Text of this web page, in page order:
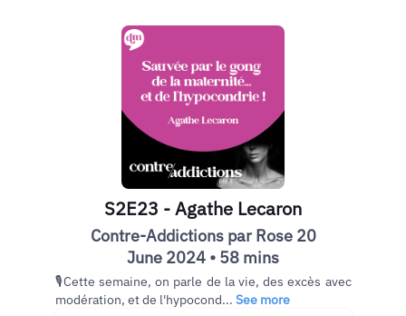
S2E23 - Agathe Lecaron
Contre-Addictions par Rose 20
June 2024 • 58 mins
🎙Cette semaine, on parle de la vie, des excès avec
modération, et de l'hypocond... See more